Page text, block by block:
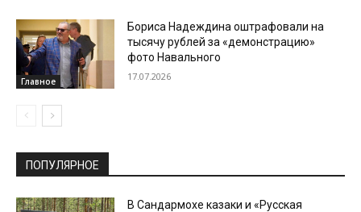
Главное
Бориса Надеждина оштрафовали на
тысячу рублей за «демонстрацию»
фото Навального
17.07.2026
ПОПУЛЯРНОЕ
В Сандармохе казаки и «Русская